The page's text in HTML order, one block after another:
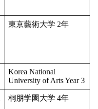
東京藝術大学 2年
Korea National
University of Arts Year 3
桐朋学園大学 4年